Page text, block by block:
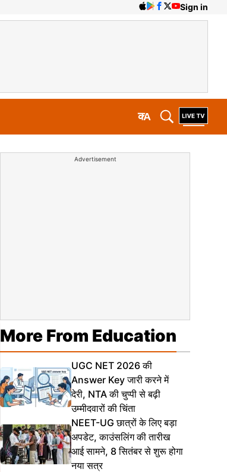
Sign in
A
क
Advertisement
More From Education
UGC NET 2026 की
Answer Key जारी करने में
देरी, NTA की चुप्पी से बढ़ी
उम्मीदवारों की चिंता
NEET-UG छात्रों के लिए बड़ा
अपडेट, काउंसलिंग की तारीख
आई सामने, 8 सितंबर से शुरू होगा
नया सत्र